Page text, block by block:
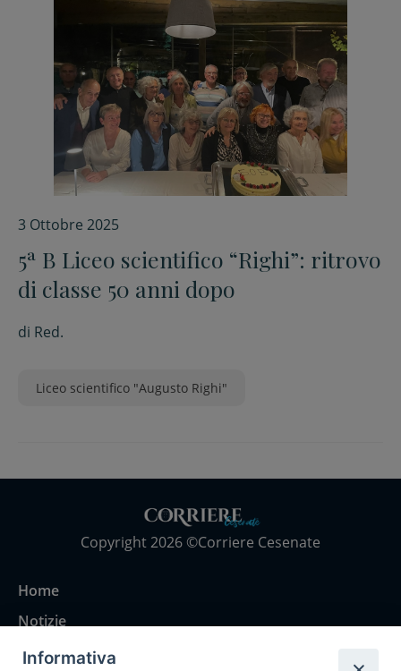
3 Ottobre 2025
5ª B Liceo scientifico “Righi”: ritrovo
di classe 50 anni dopo
di Red.
Liceo scientifico "Augusto Righi"
Copyright 2026 ©Corriere Cesenate
Home
Notizie
Rubriche
Informativa